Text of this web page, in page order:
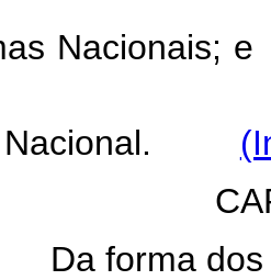
Nacional.
Da forma